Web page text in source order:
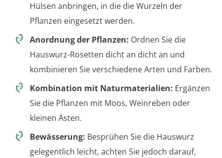
Hülsen anbringen, in die die Wurzeln der
Pflanzen eingesetzt werden.
Anordnung der Pflanzen: Ordnen Sie die
Hauswurz-Rosetten dicht an dicht an und
kombinieren Sie verschiedene Arten und Farben.
Kombination mit Naturmaterialien: Ergänzen
Sie die Pflanzen mit Moos, Weinreben oder
kleinen Ästen.
Bewässerung: Besprühen Sie die Hauswurz
gelegentlich leicht, achten Sie jedoch darauf,